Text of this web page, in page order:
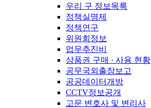
우리 구 정보목록
정책실명제
정책연구
위원회정보
업무추진비
상품권 구매 · 사용 현황
공무국외출장보고
공공데이터개방
CCTV정보공개
고문 변호사 및 변리사